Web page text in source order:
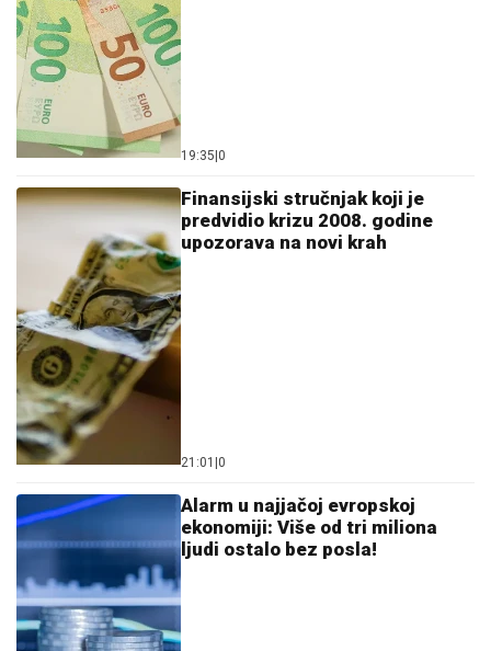
19:35 0
Finansijski stručnjak koji je
predvidio krizu 2008. godine
upozorava na novi krah
21:01 0
Alarm u najjačoj evropskoj
ekonomiji: Više od tri miliona
ljudi ostalo bez posla!